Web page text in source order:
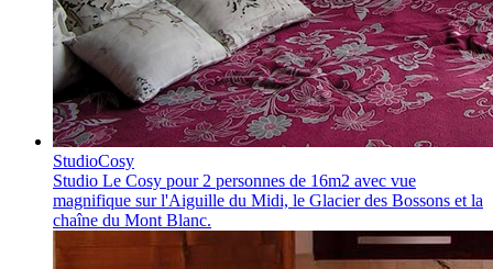
StudioCosy
Studio Le Cosy pour 2 personnes de 16m2 avec vue
magnifique sur l'Aiguille du Midi, le Glacier des Bossons et la
chaîne du Mont Blanc.